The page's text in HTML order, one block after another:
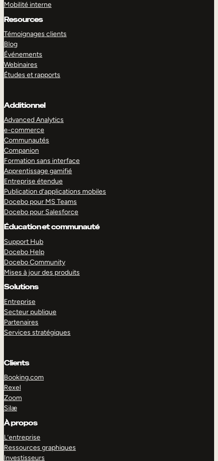
Mobilité interne
Resources
Témoignages clients
Blog
Événements
Webinaires
Études et rapports
Additionnel
Advanced Analytics
e-commerce
Communautés
Companion
Formation sans interface
Apprentissage gamifié
Entreprise étendue
Publication d’applications mobiles
Docebo pour MS Teams
Docebo pour Salesforce
Éducation et communauté
Support Hub
Docebo Help
Docebo Community
Mises à jour des produits
Solutions
Entreprise
Secteur publique
Partenaires
Services stratégiques
Clients
Booking.com
Rexel
Zoom
Silæ
À propos
L’entreprise
Ressources graphiques
Investisseurs